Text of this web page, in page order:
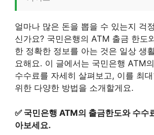
얼마나 많은 돈을 뽑을 수 있는지 걱
신가요? 국민은행의 ATM 출금 한도
한 정확한 정보를 아는 것은 일상 생
요해요. 이 글에서는 국민은행 ATM
수수료를 자세히 살펴보고, 이를 최
위한 다양한 방법을 소개할게요.
✅ 국민은행 ATM의 출금한도와 수수
아보세요.